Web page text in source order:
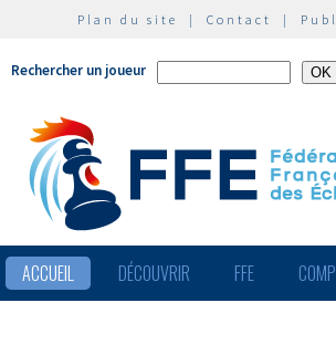
Plan du site | Contact |
Rechercher un joueur
ACCUEIL DÉCOUVRIR FFE